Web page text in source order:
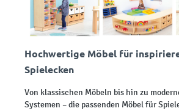
Hochwertige Möbel für
Spielecken
Von klassischen Möbeln bis hin zu
Systemen – die passenden Möbel für